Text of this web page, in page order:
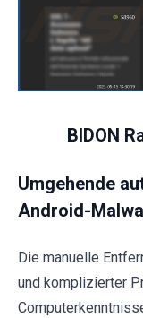
BIDON
Umgehende
Android-
Die manuelle
und komplizierter